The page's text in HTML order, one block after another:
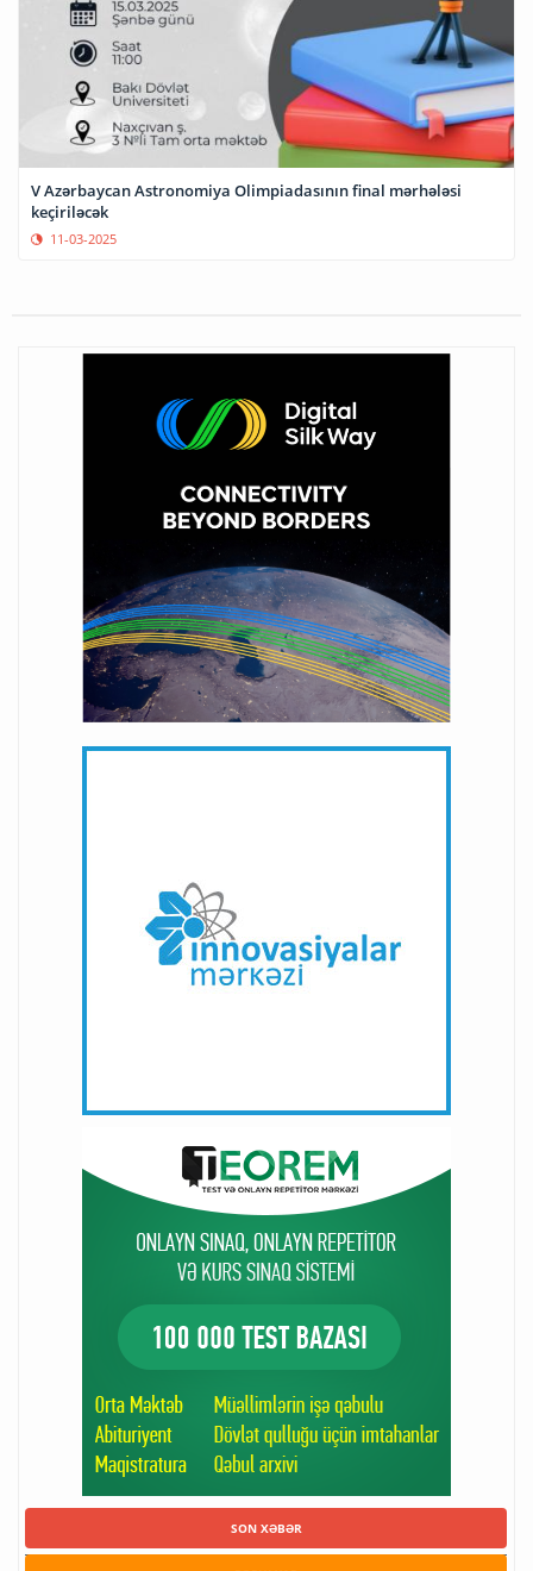
V Azərbaycan Astronomiya Olimpiadasının final mərhələsi
keçiriləcək
11-03-2025
SON XƏBƏR